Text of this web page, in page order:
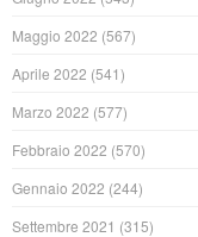
Maggio 2022 (567)
Aprile 2022 (541)
Marzo 2022 (577)
Febbraio 2022 (570)
Gennaio 2022 (244)
Settembre 2021 (315)